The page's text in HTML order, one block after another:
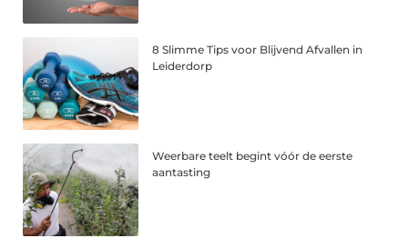
8 Slimme Tips voor Blijvend Afvallen in
Leiderdorp
Weerbare teelt begint vóór de eerste
aantasting